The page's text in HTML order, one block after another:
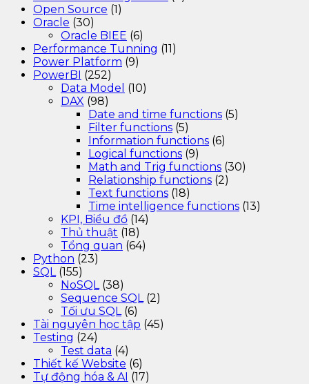
Open Source (1)
Oracle (30)
Oracle BIEE (6)
Performance Tunning (11)
Power Platform (9)
PowerBI (252)
Data Model (10)
DAX (98)
Date and time functions (5)
Filter functions (5)
Information functions (6)
Logical functions (9)
Math and Trig functions (30)
Relationship functions (2)
Text functions (18)
Time intelligence functions (13)
KPI, Biểu đồ (14)
Thủ thuật (18)
Tổng quan (64)
Python (23)
SQL (155)
NoSQL (38)
Sequence SQL (2)
Tối ưu SQL (6)
Tài nguyên học tập (45)
Testing (24)
Test data (4)
Thiết kế Website (6)
Tự động hóa & AI (17)